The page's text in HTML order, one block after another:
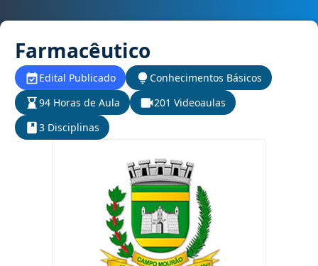
Farmacêutico
Edital Publicado
Conhecimentos Básicos
94 Horas de Aula
201 Videoaulas
3 Disciplinas